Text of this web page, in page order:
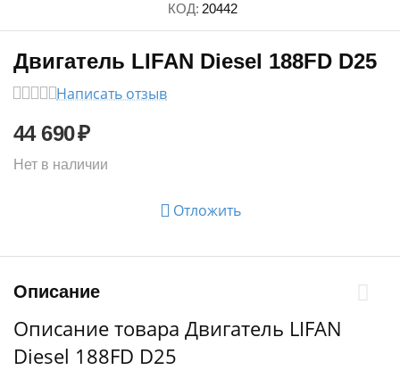
КОД: 20442
Двигатель LIFAN Diesel 188FD D25
Написать отзыв
44 690₽
Нет в наличии
Отложить
Описание
Описание товара Двигатель LIFAN
Diesel 188FD D25